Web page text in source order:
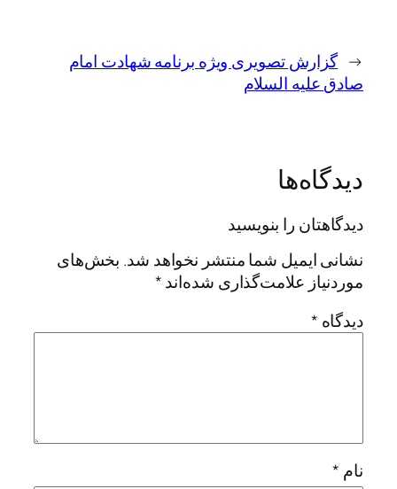
← گزارش تصویری ویژه برنامه شهادت امام
صادق علیه السلام
دیدگاه‌ها
دیدگاهتان را بنویسید
نشانی ایمیل شما منتشر نخواهد شد. بخش‌های
موردنیاز علامت‌گذاری شده‌اند*
دیدگاه *
نام *